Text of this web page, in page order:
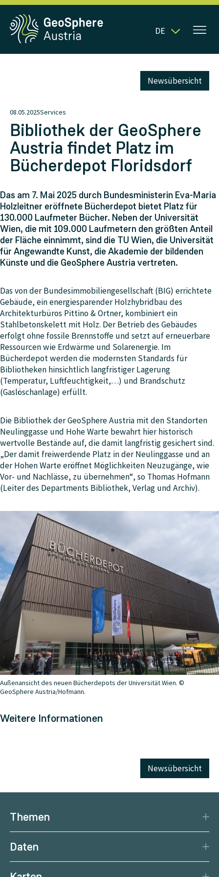
DE
08.05.2025Services
Newsübersicht
Bibliothek der GeoSphere
Austria findet Platz im
Bücherdepot Floridsdorf
Das am 7. Mai 2025 durch Bundesministerin Eva-Maria
Holzleitner eröffnete Bücherdepot bietet Platz für
130.000 Laufmeter Bücher. Neben der Universität
Wien, die mit 109.000 Laufmetern den größten Anteil
der Fläche einnimmt, sind die TU Wien, die Universität
für Angewandte Kunst, die Akademie der bildenden
Künste und die GeoSphere Austria vertreten.
Das von der Bundesimmobiliengesellschaft (BIG) errichtete
Gebäude, ein energiesparender Holzhybridbau des
Architekturbüros Pittino & Ortner, kombiniert ein
Stahlbetonskelett mit Holz. Der Betrieb des Gebäudes
erfolgt ohne fossile Brennstoffe und setzt auf erneuerbare
Ressourcen wie Erdwärme und Solarenergie. Im
Bücherdepot werden die modernsten Standards für
Bibliotheken hinsichtlich langfristiger Lagerung
(Temperatur, Luftfeuchtigkeit,…) und Brandschutz
(Gaslöschanlage) erfüllt.
Die Bibliothek der GeoSphere Austria mit den Standorten
Neulinggasse und Hohe Warte bewahrt hier historisch
wertvolle Bestände auf, die damit langfristig gesichert sind.
„Der damit freiwerdende Platz in der Neulinggasse und an
der Hohen Warte eröffnet Möglichkeiten Neuzugänge, wie
Vor- und Nachlässe, zu übernehmen“, so Thomas Hofmann
(Leiter des Departments Bibliothek, Verlag und Archiv).
Außenansicht des neuen Bücherdepots der Universität Wien. ©
GeoSphere Austria/Hofmann.
Weitere Informationen
Newsübersicht
Themen
Klima
Daten